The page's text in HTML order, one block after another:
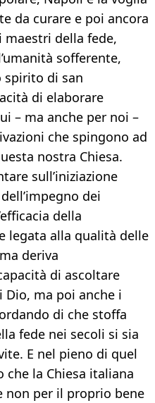
da curare e poi ancora
maestri della fede,
sofferente,
spirito di san
di elaborare
– ma anche per noi –
che spingono ad
nostra Chiesa.
sull’iniziazione
dei
della
legata alla qualità delle
deriva
di ascoltare
ma poi anche i
di che stoffa
fede nei secoli si sia
E nel pieno di quel
la Chiesa italiana
non per il proprio bene